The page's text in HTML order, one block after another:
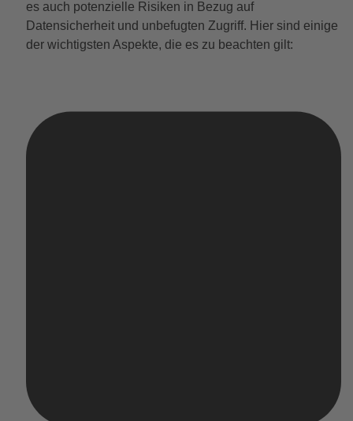
es auch potenzielle Risiken in Bezug auf
Datensicherheit und unbefugten Zugriff. Hier sind einige
der wichtigsten Aspekte, die es zu beachten gilt: